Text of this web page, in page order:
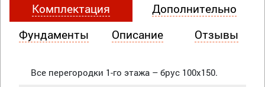
Комплектация
Дополнительно
Фундаменты
Описание Отзывы
Все перегородки 1-го этажа – брус 100х150.